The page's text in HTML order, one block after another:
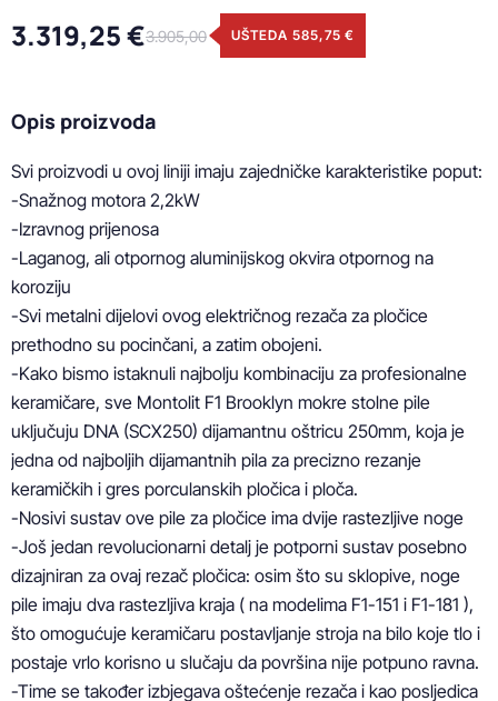
3.319,25 €3.905,00 UŠTEDA 585,75 €
Opis proizvoda
Svi proizvodi u ovoj liniji imaju zajedničke karakteristike poput:
-Snažnog motora 2,2kW
-Izravnog prijenosa
-Laganog, ali otpornog aluminijskog okvira otpornog na
koroziju
-Svi metalni dijelovi ovog električnog rezača za pločice
prethodno su pocinčani, a zatim obojeni.
-Kako bismo istaknuli najbolju kombinaciju za profesionalne
keramičare, sve Montolit F1 Brooklyn mokre stolne pile
uključuju DNA (SCX250) dijamantnu oštricu 250mm, koja je
jedna od najboljih dijamantnih pila za precizno rezanje
keramičkih i gres porculanskih pločica i ploča.
-Nosivi sustav ove pile za pločice ima dvije rastezljive noge
-Još jedan revolucionarni detalj je potporni sustav posebno
dizajniran za ovaj rezač pločica: osim što su sklopive, noge
pile imaju dva rastezljiva kraja ( na modelima F1-151 i F1-181 ),
što omogućuje keramičaru postavljanje stroja na bilo koje tlo i
postaje vrlo korisno u slučaju da površina nije potpuno ravna.
-Time se također izbjegava oštećenje rezača i kao posljedica